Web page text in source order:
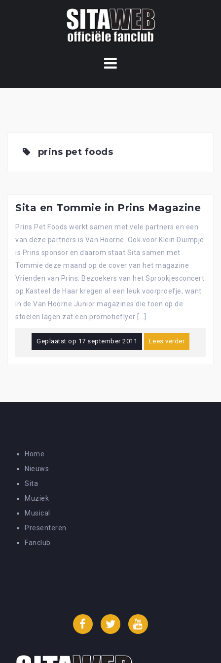
prins pet foods
Sita en Tommie in Prins Magazine
Prins Pet Foods werkt samen met vele partners en een
van deze partners is Van Hoorne. Ook voor Klein Duimpje
is Prins sponsor en daarom staat Sita samen met
Tommie deze maand op de cover van het magazine
Vrienden van Prins. Bezoekers van het Sprookjesconcert
op Kasteel de Haar kregen al een leuk voorproefje, want
in de Van Hoorne Junior magazines die toen op de
stoelen lagen zat een promotieflyer […]
Geplaatst op 17 september 2011 Lees verder
Home
Nieuws
Sita
Muziek
Musical
Presenteren
Fanclub
FacebookTwitter YouTube